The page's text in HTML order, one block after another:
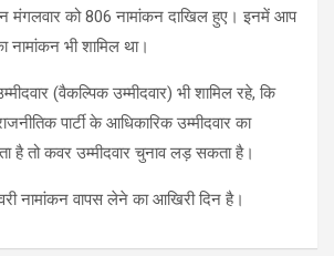
मंगलवार को 806 नामांकन दाखिल हुए। इनमें आप
भी शामिल था।
(वैकल्पिक उम्मीदवार) भी शामिल रहे, कि
पार्टी के आधिकारिक उम्मीदवार का
है तो कवर उम्मीदवार चुनाव लड़ सकता है।
नामांकन वापस लेने का आखिरी दिन है।